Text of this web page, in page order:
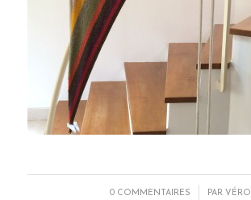
0 COMMENTAIRES
/ PAR VÉRO